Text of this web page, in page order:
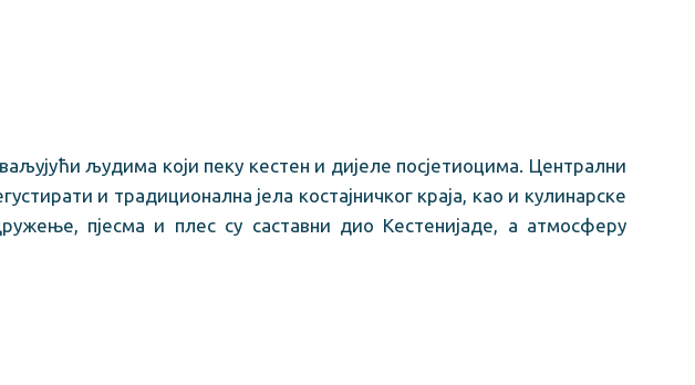
људима који пеку кестен и дијеле посјетиоцима. Централни
и традиционална јела костајничког краја, као и кулинарске
пјесма и плес су саставни дио Кестенијаде, а атмосферу